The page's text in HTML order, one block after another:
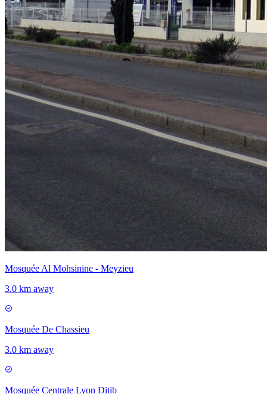
Mosquée Al Mohsinine - Meyzieu
3.0 km away
Mosquée De Chassieu
3.0 km away
Mosquée Centrale Lyon Ditib